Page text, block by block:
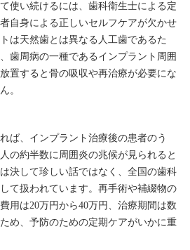
使い続けるには、歯科衛生士による定
自身による正しいセルフケアが欠かせ
は天然歯とは異なる人工歯であるた
歯周病の一種であるインプラント周囲
置すると骨の吸収や再治療が必要にな
。
ば、インプラント治療後の患者のう
の約半数に周囲炎の兆候が見られると
決して珍しい話ではなく、全国の歯科
て扱われています。再手術や補綴物の
用は20万円から40万円、治療期間は数
め、予防のための定期ケアがいかに重